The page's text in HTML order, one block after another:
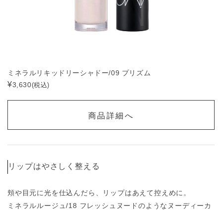
ミネラルリキッドリーシャドー/09 プリズム
¥3,630(税込)
商品詳細へ
リップはやさしく整える
頬や目元に光を仕込んだら、リップはあえて控えめに。
ミネラルルージュ/18 フレッシュヌードのようなヌーディーカ